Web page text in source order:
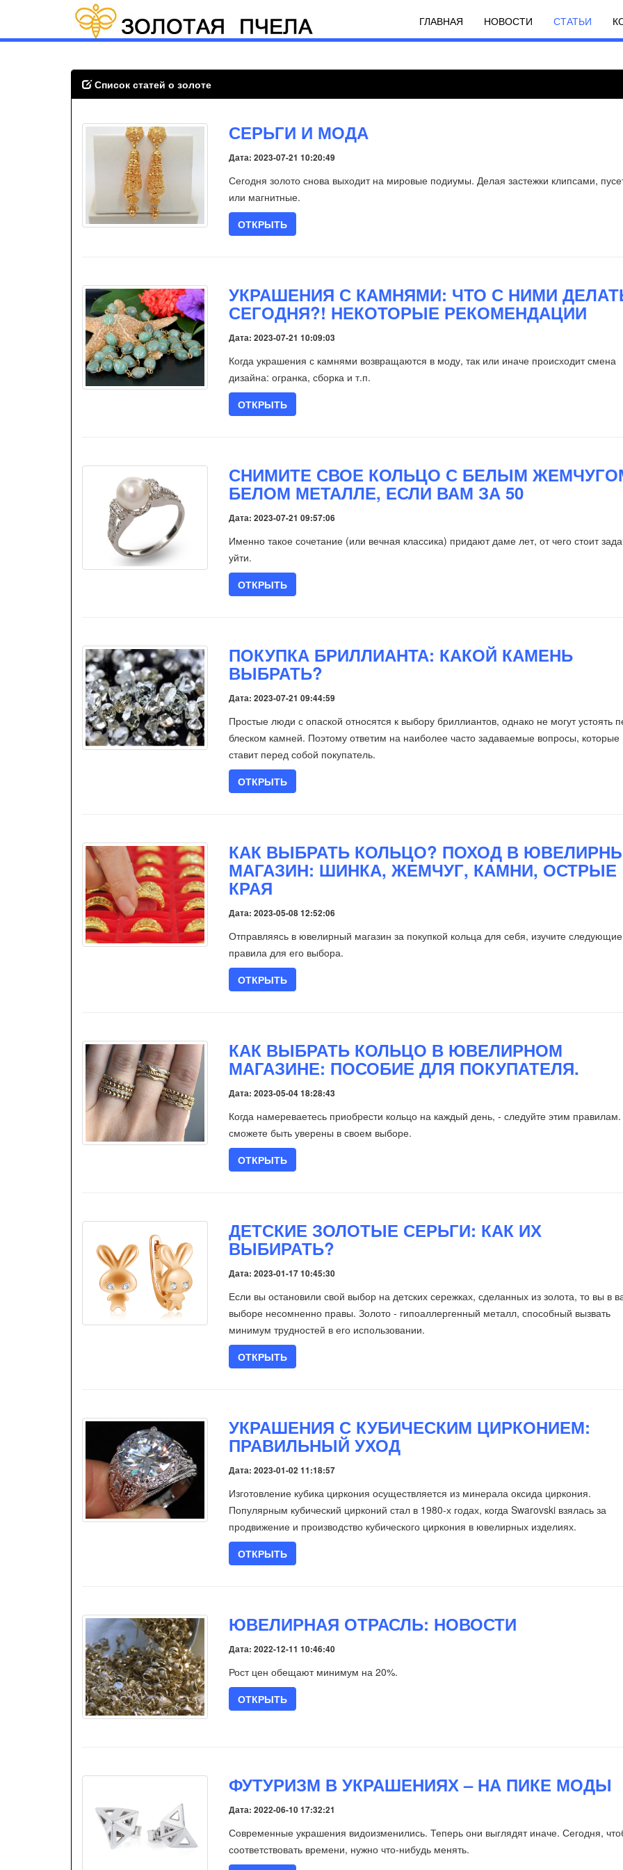
ГЛАВНАЯ НОВОСТИ СТАТЬИ
Список статей о золоте
СЕРЬГИ И МОДА
Дата: 2023-07-21 10:20:49
Сегодня золото снова выходит на мировые подиумы. Делая застежки клипсами,
или магнитные.
ОТКРЫТЬ
УКРАШЕНИЯ С КАМНЯМИ: ЧТО С НИМИ
СЕГОДНЯ?! НЕКОТОРЫЕ РЕКОМЕНДАЦИИ
Дата: 2023-07-21 10:09:03
Когда украшения с камнями возвращаются в моду, так или иначе происходит смена
дизайна: огранка, сборка и т.п.
ОТКРЫТЬ
СНИМИТЕ СВОЕ КОЛЬЦО С БЕЛЫМ
БЕЛОМ МЕТАЛЛЕ, ЕСЛИ ВАМ ЗА 50
Дата: 2023-07-21 09:57:06
Именно такое сочетание (или вечная классика) придают даме лет, от чего стоит
уйти.
ОТКРЫТЬ
ПОКУПКА БРИЛЛИАНТА: КАКОЙ КАМЕНЬ
ВЫБРАТЬ?
Дата: 2023-07-21 09:44:59
Простые люди с опаской относятся к выбору бриллиантов, однако не могут устоять
блеском камней. Поэтому ответим на наиболее часто задаваемые вопросы, которые
ставит перед собой покупатель.
ОТКРЫТЬ
КАК ВЫБРАТЬ КОЛЬЦО? ПОХОД В
МАГАЗИН: ШИНКА, ЖЕМЧУГ, КАМНИ, ОСТРЫЕ
КРАЯ
Дата: 2023-05-08 12:52:06
Отправляясь в ювелирный магазин за покупкой кольца для себя, изучите следующие
правила для его выбора.
ОТКРЫТЬ
КАК ВЫБРАТЬ КОЛЬЦО В ЮВЕЛИРНОМ
МАГАЗИНЕ: ПОСОБИЕ ДЛЯ ПОКУПАТЕЛЯ.
Дата: 2023-05-04 18:28:43
Когда намереваетесь приобрести кольцо на каждый день, - следуйте этим
сможете быть уверены в своем выборе.
ОТКРЫТЬ
ДЕТСКИЕ ЗОЛОТЫЕ СЕРЬГИ: КАК ИХ
ВЫБИРАТЬ?
Дата: 2023-01-17 10:45:30
Если вы остановили свой выбор на детских сережках, сделанных из золота, то вы в
выборе несомненно правы. Золото - гипоаллергенный металл, способный вызвать
минимум трудностей в его использовании.
ОТКРЫТЬ
УКРАШЕНИЯ С КУБИЧЕСКИМ ЦИРКОНИЕМ:
ПРАВИЛЬНЫЙ УХОД
Дата: 2023-01-02 11:18:57
Изготовление кубика циркония осуществляется из минерала оксида циркония.
Популярным кубический цирконий стал в 1980-х годах, когда Swarovski взялась за
продвижение и производство кубического циркония в ювелирных изделиях.
ОТКРЫТЬ
ЮВЕЛИРНАЯ ОТРАСЛЬ: НОВОСТИ
Дата: 2022-12-11 10:46:40
Рост цен обещают минимум на 20%.
ОТКРЫТЬ
ФУТУРИЗМ В УКРАШЕНИЯХ – НА ПИКЕ МОДЫ
Дата: 2022-06-10 17:32:21
Современные украшения видоизменились. Теперь они выглядят иначе. Сегодня,
соответствовать времени, нужно что-нибудь менять.